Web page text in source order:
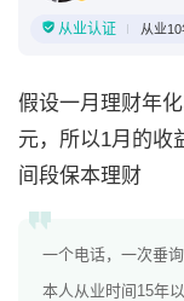
从业认证 从业10
假设一月理财年
元，所以1月的收
间段保本理财
一个电话，一次垂
本人从业时间15年